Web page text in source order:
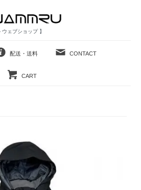
ェブショップ 】
配送・送料 CONTACT
CART